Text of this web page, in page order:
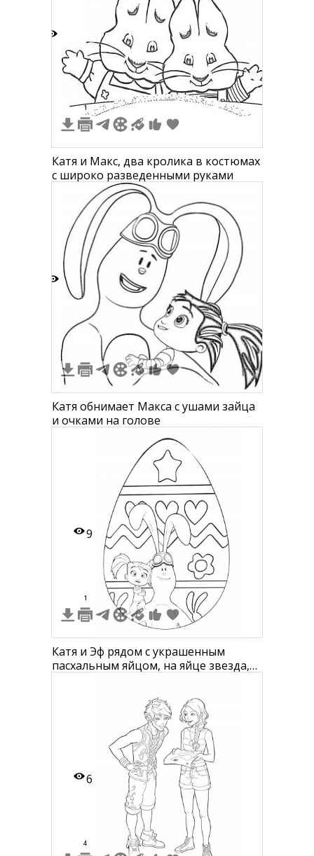
1
Катя и Макс, два кролика в костюмах
с широко разведенными руками
Катя обнимает Макса с ушами зайца
и очками на голове
9
1
Катя и Эф рядом с украшенным
пасхальным яйцом, на яйце звезда,
6
4